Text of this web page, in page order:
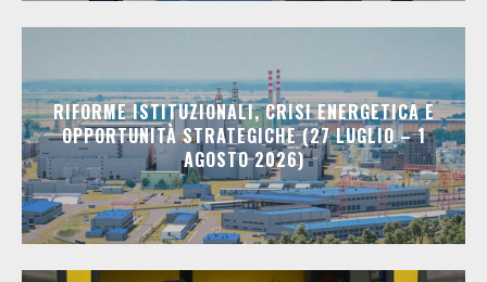
RIFORME ISTITUZIONALI, CRISI ENERGETICA E
OPPORTUNITÀ STRATEGICHE (27 LUGLIO – 1
AGOSTO 2026)